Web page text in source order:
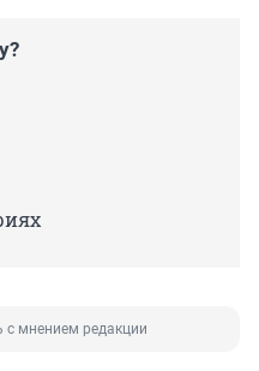
с мнением редакции